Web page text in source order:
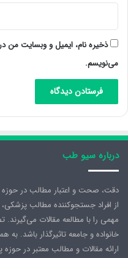
ذخیره نام، ایمیل و وبسایت من
می‌نویسم.
درباره سیو طب
دقت، صحت و اعتبار مطالب در حوزه
از افراد جستجوکننده مطالب
مهمی را با مطالعه مقالات
خانواده و جامعه تاثیرگذار باشد.
ارائه مقالات و مطالب معتبر در